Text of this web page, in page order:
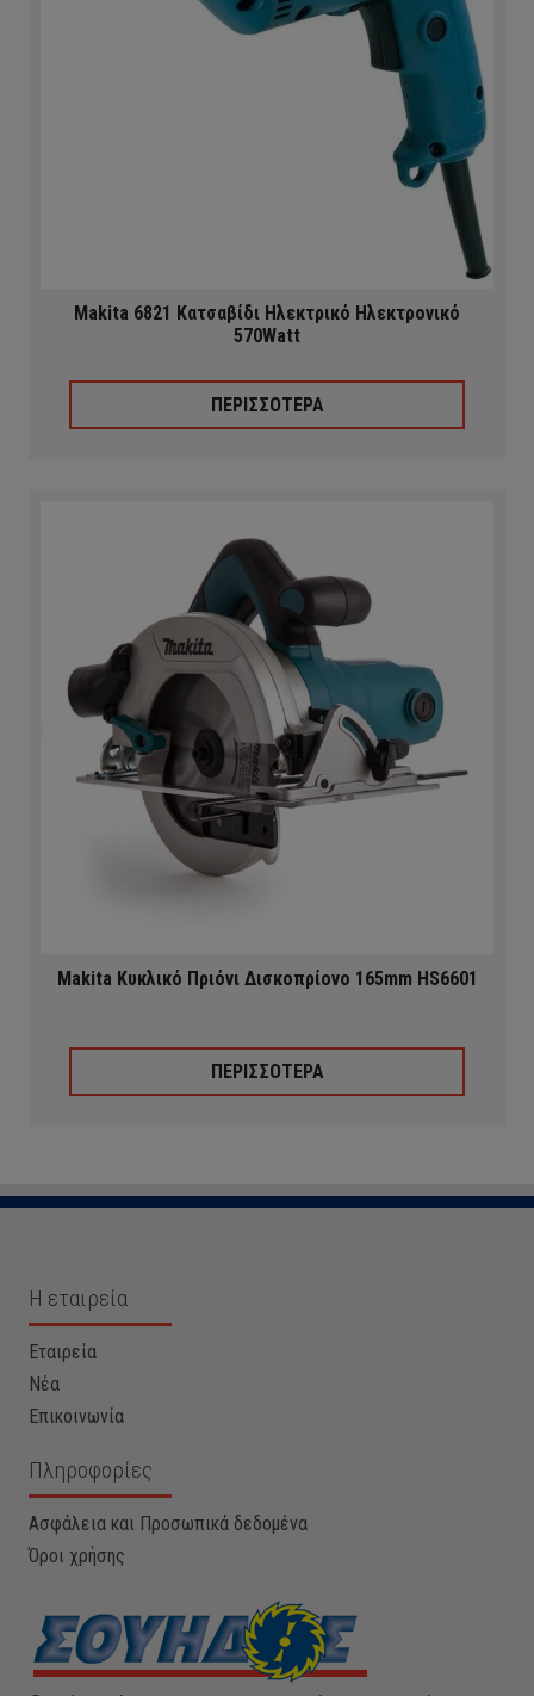
Makita 6821 Κατσαβίδι Ηλεκτρικό Ηλεκτρονικό
570Watt
ΠΕΡΙΣΣΟΤΕΡΑ
Makita Κυκλικό Πριόνι Δισκοπρίονο 165mm HS6601
ΠΕΡΙΣΣΟΤΕΡΑ
Η εταιρεία
Εταιρεία
Νέα
Επικοινωνία
Πληροφορίες
Ασφάλεια και Προσωπικά δεδομένα
Όροι χρήσης